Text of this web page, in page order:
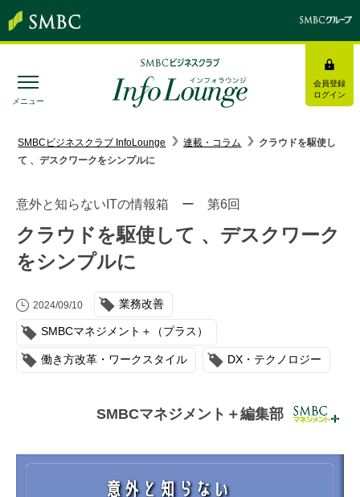
メニュー
会員登録
ログイン
みんなの研修
トピックス＆インフォメーション
お役立ち情報
インタビュー・レポート
イベント・セミナー
SMBCビジネスクラブ InfoLounge 連載・コラム
クラウドを駆使し
て 、デスクワークをシンプルに
意外と知らないITの情報箱 ー 第6回
クラウドを駆使して 、デスクワーク
をシンプルに
2024/09/10 業務改善
SMBCマネジメント＋（プラス）
働き方改革・ワークスタイル DX・テクノロジー
SMBCマネジメント＋編集部